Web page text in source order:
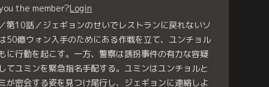
the member?Login
第10話／ジェギョンのせいでレストランに戻れないソ
50億ウォン入手のためにある作戦を立て、ユンチョル
に行動を起こす。一方、警察は誘拐事件の有力な容疑
てユミンを緊急指名手配する。ユミンはユンチョルと
が密会する姿を見つけ尾行し、ジェギョンに連絡しよ